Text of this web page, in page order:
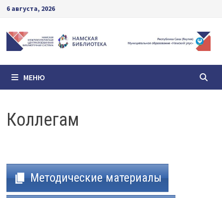
Перейти
содержимому
6 августа, 2026
МЕНЮ
Коллегам
Методические материалы